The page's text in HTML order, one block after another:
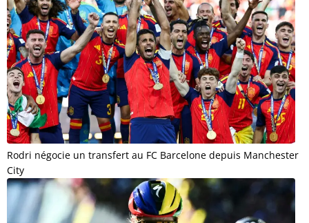
Rodri négocie un transfert au FC Barcelone depuis Manchester
City